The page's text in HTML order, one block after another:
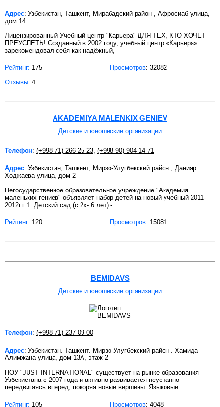
Адрес: Узбекистан, Ташкент, Мирабадский район , Афросиаб улица,
дом 14
Лицензированный Учебный центр "Карьера" ДЛЯ ТЕХ, КТО ХОЧЕТ
ПРЕУСПЕТЬ! Созданный в 2002 году, учебный центр «Карьера»
зарекомендовал себя как надёжный,
Рейтинг: 175 Просмотров: 32082
Отзывы: 4
AKADEMIYA MALENKIX GENIEV
Детские и юношеские организации
Телефон: (+998 71) 266 25 23 (+998 90) 904 14 71
Адрес: Узбекистан, Ташкент, Мирзо-Улугбекский район , Данияр
Ходжаева улица, дом 2
Негосударственное образовательное учреждение "Академия
маленьких гениев" объявляет набор детей на новый учебный 2011-
2012г.г 1. Детский сад (с 2х- 6 лет) -
Рейтинг: 120 Просмотров: 15081
BEMIDAVS
Детские и юношеские организации
Телефон: (+998 71) 237 09 00
Адрес: Узбекистан, Ташкент, Мирзо-Улугбекский район , Хамида
Алимжана улица, дом 13А, этаж 2
НОУ "JUST INTERNATIONAL" существует на рынке образования
Узбекистана c 2007 года и активно развивается неустанно
передвигаясь вперед, покоряя новые вершины. Языковые
Рейтинг: 105 Просмотров: 4048